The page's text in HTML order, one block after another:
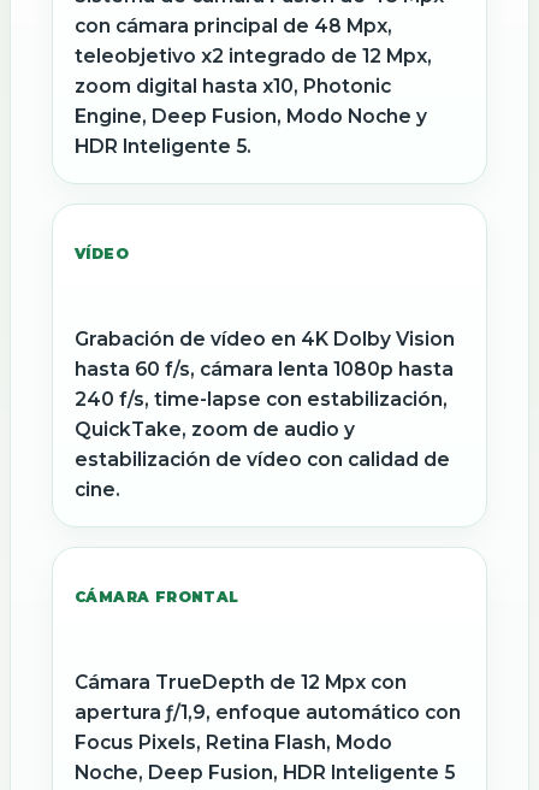
con cámara principal de 48 Mpx,
teleobjetivo x2 integrado de 12 Mpx,
zoom digital hasta x10, Photonic
Engine, Deep Fusion, Modo Noche y
HDR Inteligente 5.
VÍDEO
Grabación de vídeo en 4K Dolby Vision
hasta 60 f/s, cámara lenta 1080p hasta
240 f/s, time-lapse con estabilización,
QuickTake, zoom de audio y
estabilización de vídeo con calidad de
cine.
CÁMARA FRONTAL
Cámara TrueDepth de 12 Mpx con
apertura ƒ/1,9, enfoque automático con
Focus Pixels, Retina Flash, Modo
Noche, Deep Fusion, HDR Inteligente 5